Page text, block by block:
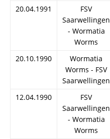
20.04.1991
FSV
Saarwellingen
- Wormatia
Worms
20.10.1990
Wormatia
Worms - FSV
Saarwellingen
12.04.1990
FSV
Saarwellingen
- Wormatia
Worms